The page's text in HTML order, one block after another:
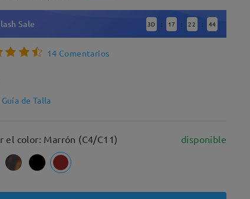
Sale 3D : 17 : 22 : 43
14 Comentarios
Guía de Talla
el color: Marrón (C4/C11) disponible